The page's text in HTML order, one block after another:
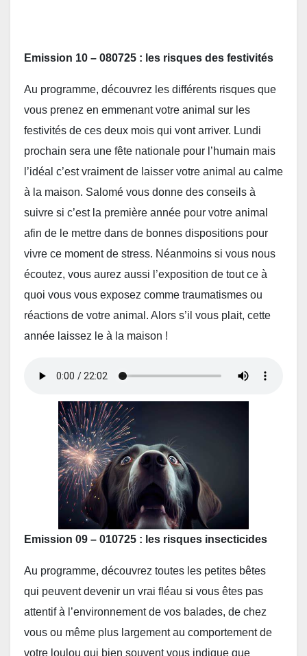
Emission 10 – 080725 : les risques des festivités
Au programme, découvrez les différents risques que
vous prenez en emmenant votre animal sur les
festivités de ces deux mois qui vont arriver. Lundi
prochain sera une fête nationale pour l’humain mais
l’idéal c’est vraiment de laisser votre animal au calme
à la maison. Salomé vous donne des conseils à
suivre si c’est la première année pour votre animal
afin de le mettre dans de bonnes dispositions pour
vivre ce moment de stress. Néanmoins si vous nous
écoutez, vous aurez aussi l’exposition de tout ce à
quoi vous vous exposez comme traumatismes ou
réactions de votre animal. Alors s’il vous plait, cette
année laissez le à la maison !
Emission 09 – 010725 : les risques insecticides
Au programme, découvrez toutes les petites bêtes
qui peuvent devenir un vrai fléau si vous êtes pas
attentif à l’environnement de vos balades, de chez
vous ou même plus largement au comportement de
votre loulou qui bien souvent vous indique que